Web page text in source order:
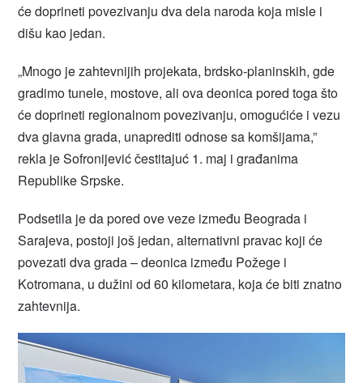
će doprineti povezivanju dva dela naroda koja misle i
dišu kao jedan.
„Mnogo je zahtevnijih projekata, brdsko-planinskih, gde
gradimo tunele, mostove, ali ova deonica pored toga što
će doprineti regionalnom povezivanju, omogućiće i vezu
dva glavna grada, unaprediti odnose sa komšijama,”
rekla je Sofronijević čestitajuć 1. maj i građanima
Republike Srpske.
Podsetila je da pored ove veze između Beograda i
Sarajeva, postoji još jedan, alternativni pravac koji će
povezati dva grada – deonica između Požege i
Kotromana, u dužini od 60 kilometara, koja će biti znatno
zahtevnija.